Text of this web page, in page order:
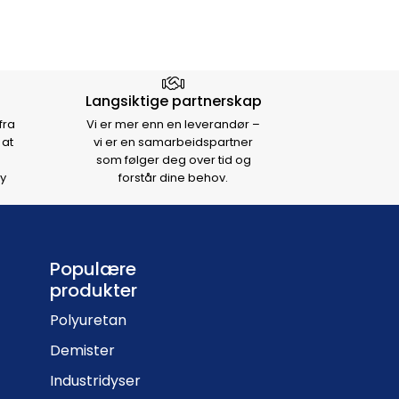
Langsiktige partnerskap
Vi er mer enn en leverandør –
vi er en samarbeidspartner
som følger deg over tid og
forstår dine behov.
Populære
produkter
Polyuretan
Demister
Industridyser